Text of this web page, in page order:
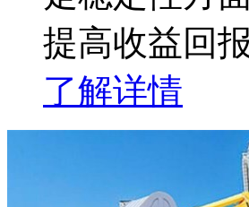
提高收益回
了解详情